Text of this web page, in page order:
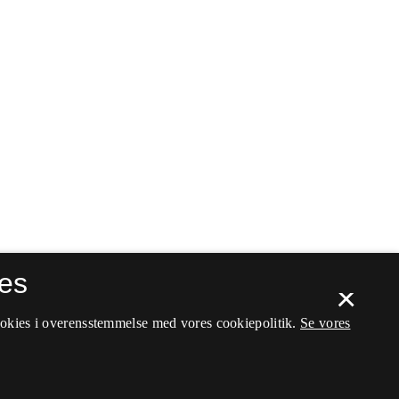
×
i overensstemmelse med vores cookiepolitik. Se vores